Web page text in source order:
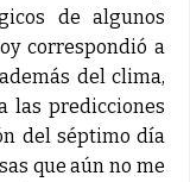
de algunos
correspondió a
del clima,
las predicciones
del séptimo día
que aún no me